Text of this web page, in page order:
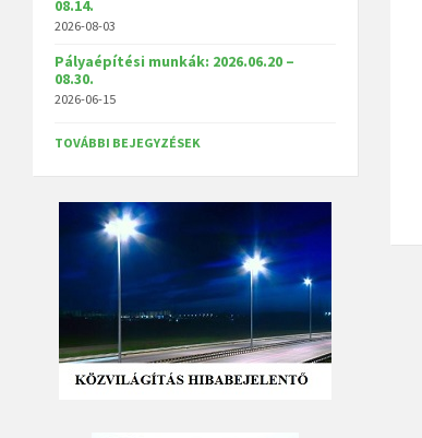
08.14.
2026-08-03
Pályaépítési munkák: 2026.06.20 –
08.30.
2026-06-15
TOVÁBBI BEJEGYZÉSEK